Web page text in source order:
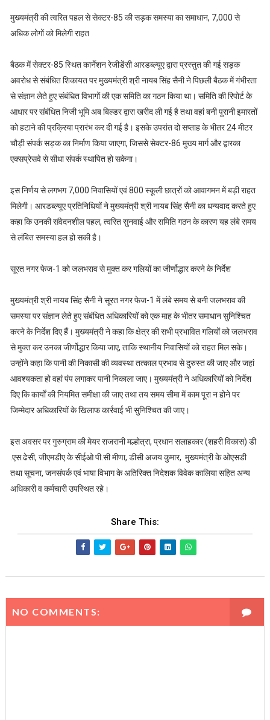
मुख्यमंत्री की त्वरित पहल से सेक्टर-85 की सड़क समस्या का समाधान, 7,000 से
अधिक लोगों को मिलेगी राहत
बैठक में सेक्टर-85 स्थित कार्नेशन रेजीडेंसी आरडब्ल्यूए द्वारा प्रस्तुत की गई सड़क
अवरोध से संबंधित शिकायत पर मुख्यमंत्री श्री नायब सिंह सैनी ने पिछली बैठक में गंभीरता
से संज्ञान लेते हुए संबंधित विभागों की एक समिति का गठन किया था। समिति की रिपोर्ट के
आधार पर संबंधित निजी भूमि अब बिल्डर द्वारा खरीद ली गई है तथा वहां बनी पुरानी इमारतों
को हटाने की प्रक्रिया प्रारंभ कर दी गई है। इसके उपरांत दो सप्ताह के भीतर 24 मीटर
चौड़ी संपर्क सड़क का निर्माण किया जाएगा, जिससे सेक्टर-86 मुख्य मार्ग और द्वारका
एक्सप्रेसवे से सीधा संपर्क स्थापित हो सकेगा।
इस निर्णय से लगभग 7,000 निवासियों एवं 800 स्कूली छात्रों को आवागमन में बड़ी राहत
मिलेगी। आरडब्ल्यूए प्रतिनिधियों ने मुख्यमंत्री श्री नायब सिंह सैनी का धन्यवाद करते हुए
कहा कि उनकी संवेदनशील पहल, त्वरित सुनवाई और समिति गठन के कारण यह लंबे समय
से लंबित समस्या हल हो सकी है।
सूरत नगर फेज-1 को जलभराव से मुक्त कर गलियों का जीर्णोद्धार करने के निर्देश
मुख्यमंत्री श्री नायब सिंह सैनी ने सूरत नगर फेज-1 में लंबे समय से बनी जलभराव की
समस्या पर संज्ञान लेते हुए संबंधित अधिकारियों को एक माह के भीतर समाधान सुनिश्चित
करने के निर्देश दिए हैं। मुख्यमंत्री ने कहा कि क्षेत्र की सभी प्रभावित गलियों को जलभराव
से मुक्त कर उनका जीर्णोद्धार किया जाए, ताकि स्थानीय निवासियों को राहत मिल सके।
उन्होंने कहा कि पानी की निकासी की व्यवस्था तत्काल प्रभाव से दुरुस्त की जाए और जहां
आवश्यकता हो वहां पंप लगाकर पानी निकाला जाए। मुख्यमंत्री ने अधिकारियों को निर्देश
दिए कि कार्यों की नियमित समीक्षा की जाए तथा तय समय सीमा में काम पूरा न होने पर
जिम्मेदार अधिकारियों के खिलाफ कार्रवाई भी सुनिश्चित की जाए।
इस अवसर पर गुरुग्राम की मेयर राजरानी मल्होत्रा, प्रधान सलाहकार (शहरी विकास) डी
.एस.ढेसी, जीएमडीए के सीईओ पी.सी मीणा, डीसी अजय कुमार, मुख्यमंत्री के ओएसडी
तथा सूचना, जनसंपर्क एवं भाषा विभाग के अतिरिक्त निदेशक विवेक कालिया सहित अन्य
अधिकारी व कर्मचारी उपस्थित रहे।
Share This:
NO COMMENTS: